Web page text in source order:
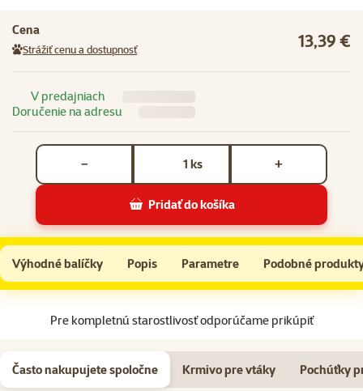
Cena
Strážiť cenu a dostupnosť 13,39 €
V predajniach
Doručenie na adresu
ks
− +
Pridať do košíka
Epic Pet hračka lanová špirála so zvončekom 22 cm
Do košíka
Výhodné balíčky Popis Parametre Podobné
Na začiatok stránky
Pre kompletnú starostlivosť odporúčame prikúpiť
Často nakupujete spoločne Krmivo pre vtáky Pochúťky